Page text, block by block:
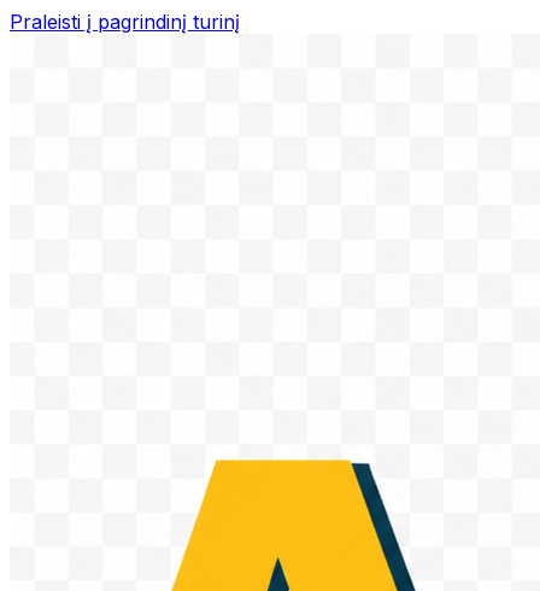
Praleisti į pagrindinį turinį